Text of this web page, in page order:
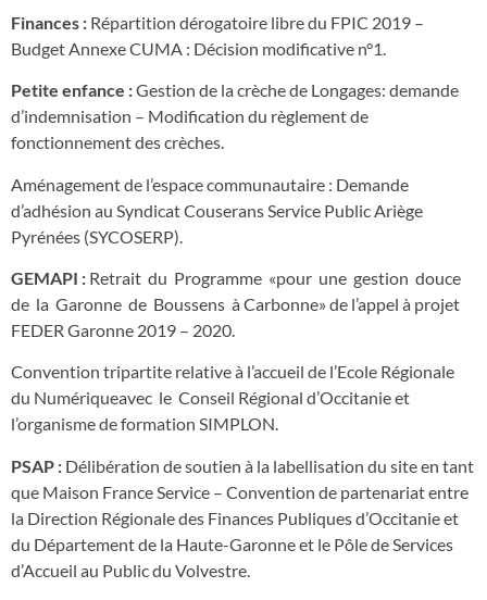
Finances : Répartition dérogatoire libre du FPIC 2019 –
Budget Annexe CUMA : Décision modificative n°1.
Petite enfance :Gestion de la crèche de Longages: demande
d’indemnisation – Modification du règlement de
fonctionnement des crèches.
Aménagement de l’espace communautaire : Demande
d’adhésion au Syndicat Couserans Service Public Ariège
Pyrénées (SYCOSERP).
GEMAPI : Retrait du Programme «pour une gestion douce
de la Garonne de Boussens à Carbonne» de l’appel à projet
FEDER Garonne 2019 – 2020.
Convention tripartite relative à l’accueil de l’Ecole Régionale
du Numériqueavec le Conseil Régional d’Occitanie et
l’organisme de formation SIMPLON.
PSAP : Délibération de soutien à la labellisation du site en tant
que Maison France Service – Convention de partenariat entre
la Direction Régionale des Finances Publiques d’Occitanie et
du Département de la Haute-Garonne et le Pôle de Services
d’Accueil au Public du Volvestre.